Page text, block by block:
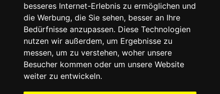
besseres Internet-Erlebnis zu ermöglichen und
die Werbung, die Sie sehen, besser an Ihre
Bedürfnisse anzupassen. Diese Technologien
nutzen wir außerdem, um Ergebnisse zu
messen, um zu verstehen, woher unsere
Besucher kommen oder um unsere Website
weiter zu entwickeln.